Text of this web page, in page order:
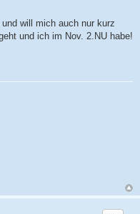
will mich auch nur kurz
und ich im Nov. 2.NU habe!